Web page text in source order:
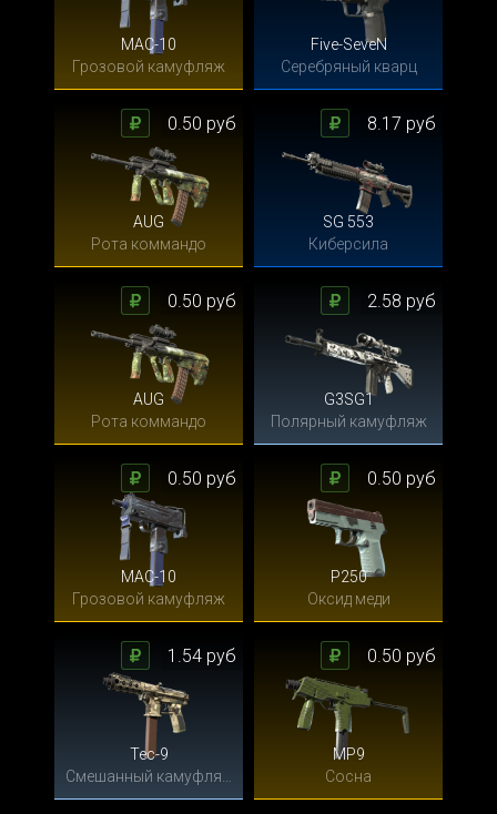
MAC-10
Грозовой камуфляж
Five-SeveN
Серебряный кварц
AUG
Рота коммандо
0.50 руб
SG 553
Киберсила
8.17 руб
AUG
Рота коммандо
0.50 руб
G3SG1
Полярный камуфляж
2.58 руб
MAC-10
Грозовой камуфляж
0.50 руб
P250
Оксид меди
0.50 руб
Tec-9
1.54 руб
MP9
Сосна
0.50 руб